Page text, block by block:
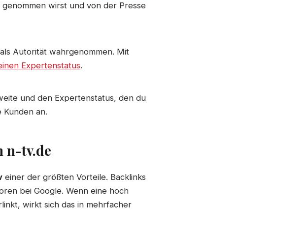
genommen wirst und von der Presse
Autorität wahrgenommen. Mit
Expertenstatus.
und den Expertenstatus, den du
an.
n-tv.de
einer der größten Vorteile. Backlinks
bei Google. Wenn eine hoch
wirkt sich das in mehrfacher